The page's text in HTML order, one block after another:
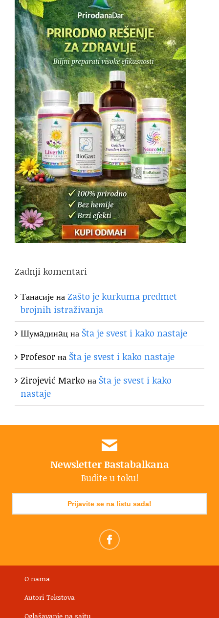
Zadnji komentari
ТанасијенаZašto je kurkuma predmet
brojnih istraživanja
Шумaдинaцна Šta je svest i kako nastaje
Profesorна Šta je svest i kako nastaje
Zirojević Marko на Šta je svest i kako
nastaje
Newsletter Bastabalkana
Budite u toku!
Prijavite se na listu sada!
O nama
Autori Tekstova
Oglašavanje na sajtu